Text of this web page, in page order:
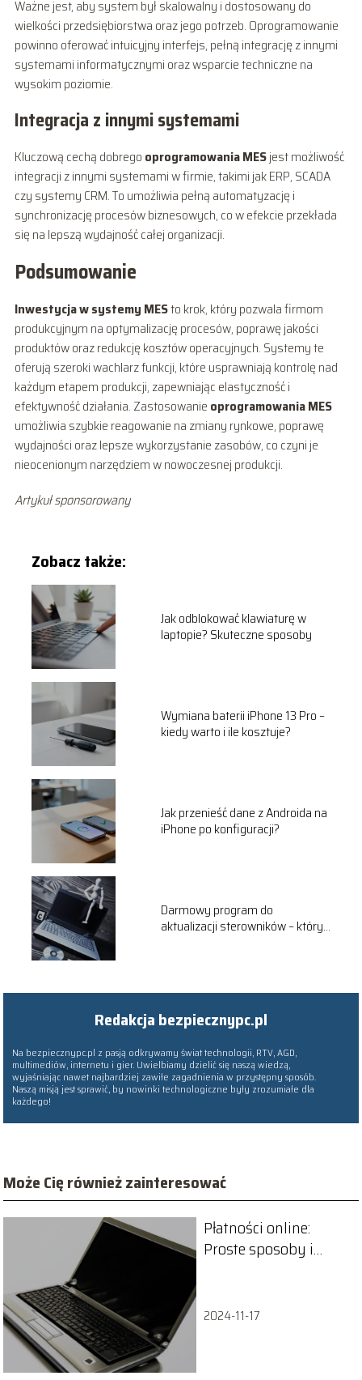
Ważne jest, aby system był skalowalny i dostosowany do
wielkości przedsiębiorstwa oraz jego potrzeb. Oprogramowanie
powinno oferować intuicyjny interfejs, pełną integrację z innymi
systemami informatycznymi oraz wsparcie techniczne na
wysokim poziomie.
Integracja z innymi systemami
Kluczową cechą dobrego oprogramowania MESjest możliwość
integracji z innymi systemami w firmie, takimi jak ERP, SCADA
czy systemy CRM. To umożliwia pełną automatyzację i
synchronizację procesów biznesowych, co w efekcie przekłada
się na lepszą wydajność całej organizacji.
Podsumowanie
Inwestycja w systemy MESto krok, który pozwala firmom
produkcyjnym na optymalizację procesów, poprawę jakości
produktów oraz redukcję kosztów operacyjnych. Systemy te
oferują szeroki wachlarz funkcji, które usprawniają kontrolę nad
każdym etapem produkcji, zapewniając elastyczność i
efektywność działania. Zastosowanie oprogramowania MES
umożliwia szybkie reagowanie na zmiany rynkowe, poprawę
wydajności oraz lepsze wykorzystanie zasobów, co czyni je
nieocenionym narzędziem w nowoczesnej produkcji.
Artykuł sponsorowany
Zobacz także:
Jak odblokować klawiaturę w
laptopie? Skuteczne sposoby
Wymiana baterii iPhone 13 Pro –
kiedy warto i ile kosztuje?
Jak przenieść dane z Androida na
iPhone po konfiguracji?
Darmowy program do
aktualizacji sterowników – który
Redakcja bezpiecznypc.pl
Na bezpiecznypc.pl z pasją odkrywamy świat technologii, RTV, AGD,
multimediów, internetu i gier. Uwielbiamy dzielić się naszą wiedzą,
wyjaśniając nawet najbardziej zawiłe zagadnienia w przystępny sposób.
Naszą misją jest sprawić, by nowinki technologiczne były zrozumiałe dla
każdego!
Może Cię również zainteresować
Płatności online:
Proste sposoby i
internet
2024-11-17